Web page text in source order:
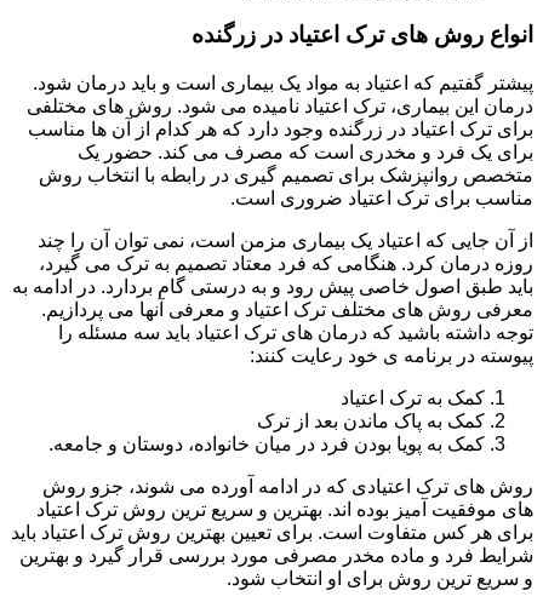
انواع روش های ترک اعتیاد در زرگنده
پیشتر گفتیم که اعتیاد به مواد یک بیماری است و باید درمان شود.
درمان این بیماری، ترک اعتیاد نامیده می شود. روش های مختلفی
برای ترک اعتیاد در زرگنده وجود دارد که هر کدام از آن ها مناسب
برای یک فرد و مخدری است که مصرف می کند. حضور یک
متخصص روانپزشک برای تصمیم گیری در رابطه با انتخاب روش
مناسب برای ترک اعتیاد ضروری است.
از آن جایی که اعتیاد یک بیماری مزمن است، نمی توان آن را چند
روزه درمان کرد. هنگامی که فرد معتاد تصمیم به ترک می گیرد،
باید طبق اصول خاصی پیش رود و به درستی گام بردارد. در ادامه به
معرفی روش های مختلف ترک اعتیاد و معرفی آنها می پردازیم.
توجه داشته باشید که درمان های ترک اعتیاد باید سه مسئله را
پیوسته در برنامه ی خود رعایت کنند:
کمک به ترک اعتیاد
کمک به پاک ماندن بعد از ترک
کمک به پویا بودن فرد در میان خانواده، دوستان و جامعه.
روش های ترک اعتیادی که در ادامه آورده می شوند، جزو روش
های موفقیت آمیز بوده اند. بهترین و سریع ترین روش ترک اعتیاد
برای هر کس متفاوت است. برای تعیین بهترین روش ترک اعتیاد باید
شرایط فرد و ماده مخدر مصرفی مورد بررسی قرار گیرد و بهترین
و سریع ترین روش برای او انتخاب شود.